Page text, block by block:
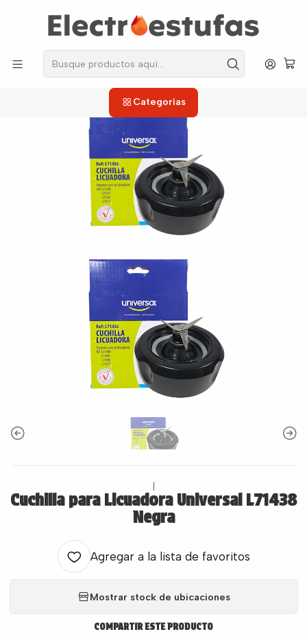
Categorías
los repuestos que necesitas, sin salir de casa!
Cuchilla para Licuadora Universal L71438 Negra
Cuchilla para Licuadora Universal L71438
Negra
Agregar a la lista de favoritos
Mostrar stock de ubicaciones
COMPARTIR ESTE PRODUCTO